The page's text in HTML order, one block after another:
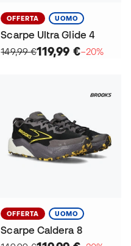
OFFERTA UOMO
Scarpe Ultra Glide 4
149,99 €119,99 €−20%
OFFERTA UOMO
Scarpe Caldera 8